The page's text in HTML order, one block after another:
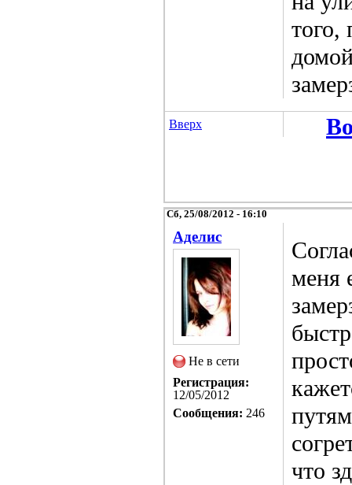
того,
Вверх
Сб, 25/08/2012 - 16:10
Аделис
Не в сети
Регистрация:
12/05/2012
Сообщения: 246
меня
что